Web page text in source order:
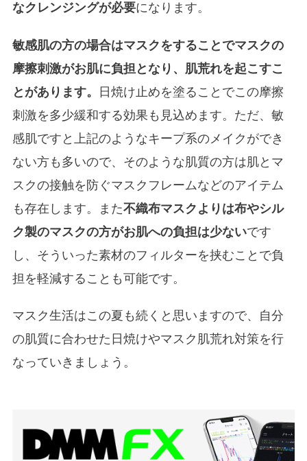
なクレンジングが必要になります。
敏感肌の方の場合はマスクをすることでマスクの
摩擦刺激がお肌に負担となり、肌荒れを起こすこ
とがあります。
日焼け止めを塗ることでこの摩擦
刺激を多少緩和する効果も見込めます。ただ、敏
感肌ですと上記のようなキープ系のメイクができ
ない方も多いので、そのような肌質の方は肌とマ
スクの接触を防ぐマスクフレームなどのアイテム
も存在します。また不織布マスクよりは布やシル
ク製のマスクの方がお肌への負担は少ないです
し、そういった素材のフィルターを挟むことで負
担を軽減することも可能です。
マスク生活はこの夏も続くと思いますので、自分
の肌質に合わせた日焼けやマスク肌荒れ対策を行
なっていきましょう。